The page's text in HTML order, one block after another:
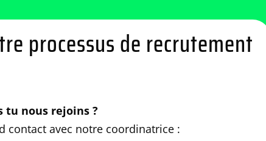
processus de recrutement
tu nous rejoins ?
contact avec notre coordinatrice :